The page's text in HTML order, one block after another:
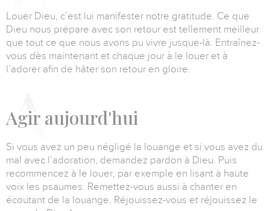
Louer Dieu, c’est lui manifester notre gratitude. Ce que
Dieu nous prépare avec son retour est tellement meilleur
que tout ce que nous avons pu vivre jusque-là. Entraînez-
vous dès maintenant et chaque jour à le louer et à
l’adorer afin de hâter son retour en gloire.
Agir aujourd'hui
Si vous avez un peu négligé la louange et si vous avez du
mal avec l’adoration, demandez pardon à Dieu. Puis
recommencez à le louer, par exemple en lisant à haute
voix les psaumes. Remettez-vous aussi à chanter en
écoutant de la louange. Réjouissez-vous et réjouissez le